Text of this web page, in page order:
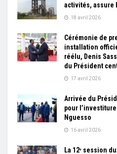
activités, assure
18 avril 2026
Cérémonie de
installation
réélu, Denis
du Président
17 avril 2026
Arrivée du
pour
Nguesso
16 avril 2026
La 12ᵉ session